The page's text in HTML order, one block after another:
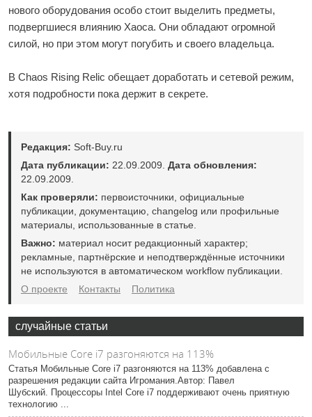
нового оборудования особо стоит выделить предметы,
подвергшиеся влиянию Хаоса. Они обладают огромной
силой, но при этом могут погубить и своего владельца.
В Chaos Rising Relic обещает доработать и сетевой режим,
хотя подробности пока держит в секрете.
Редакция: Soft-Buy.ru
Дата публикации: 22.09.2009. Дата обновления:
22.09.2009.
Как проверяли: первоисточники, официальные
публикации, документацию, changelog или профильные
материалы, использованные в статье.
Важно: материал носит редакционный характер;
рекламные, партнёрские и неподтверждённые источники
не используются в автоматическом workflow публикации.
О проекте
Контакты Политика
случайные статьи
Мобильные Core i7 разгоняются на 113%
Статья Мобильные Core i7 разгоняются на 113% добавлена с
разрешения редакции сайта Игромания.Автор: Павел
Шубский. Процессоры Intel Core i7 поддерживают очень приятную
технологию ...